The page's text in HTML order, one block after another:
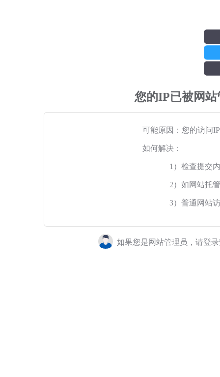
您的IP已被网
可能原因：您的访问
如何解决：
1）检查提交
2）如网站托
3）普通网站
如果您是网站管理员，请登